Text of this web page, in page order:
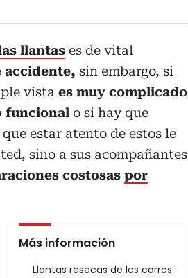
llantas es de vital
accidente, sin embargo, si
vista es muy complicado
funcional o si hay que
estar atento de estos le
sino a sus acompañantes
costosas por
Más información
Llantas resecas de los carros: